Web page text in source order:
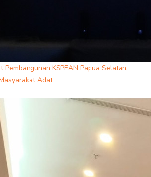
Pembangunan KSPEAN Papua Selatan,
Adat